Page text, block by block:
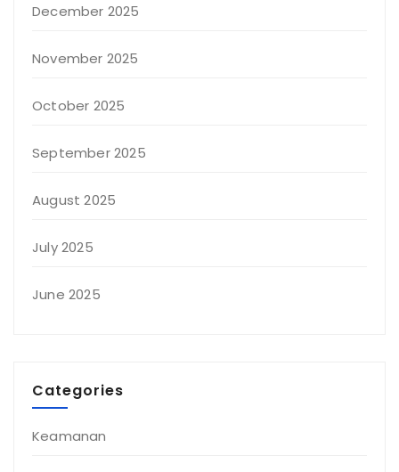
December 2025
November 2025
October 2025
September 2025
August 2025
July 2025
June 2025
Categories
Keamanan